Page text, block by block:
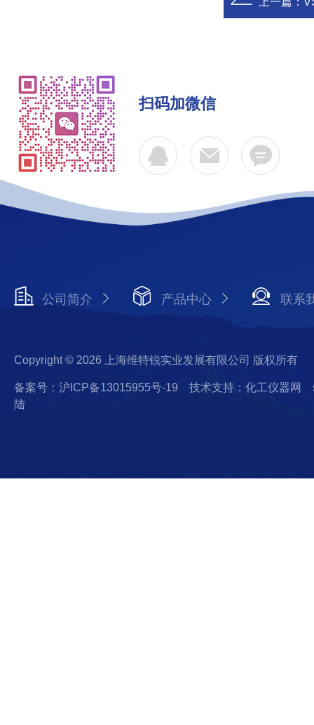
扫码加微信
公司简介 产品中心 联系
Copyright © 2026 上海维特锐实业发展有限公司 版权所有
备案号：沪ICP备13015955号-19 技术支持：化工仪器网
陆